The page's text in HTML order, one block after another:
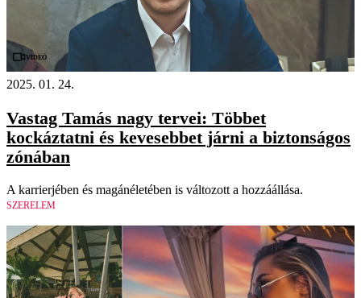
Videó
2025. 01. 24.
Vastag Tamás nagy tervei: Többet
kockáztatni és kevesebbet járni a biztonságos
zónában
A karrierjében és magánéletében is változott a hozzáállása.
SZERELEM